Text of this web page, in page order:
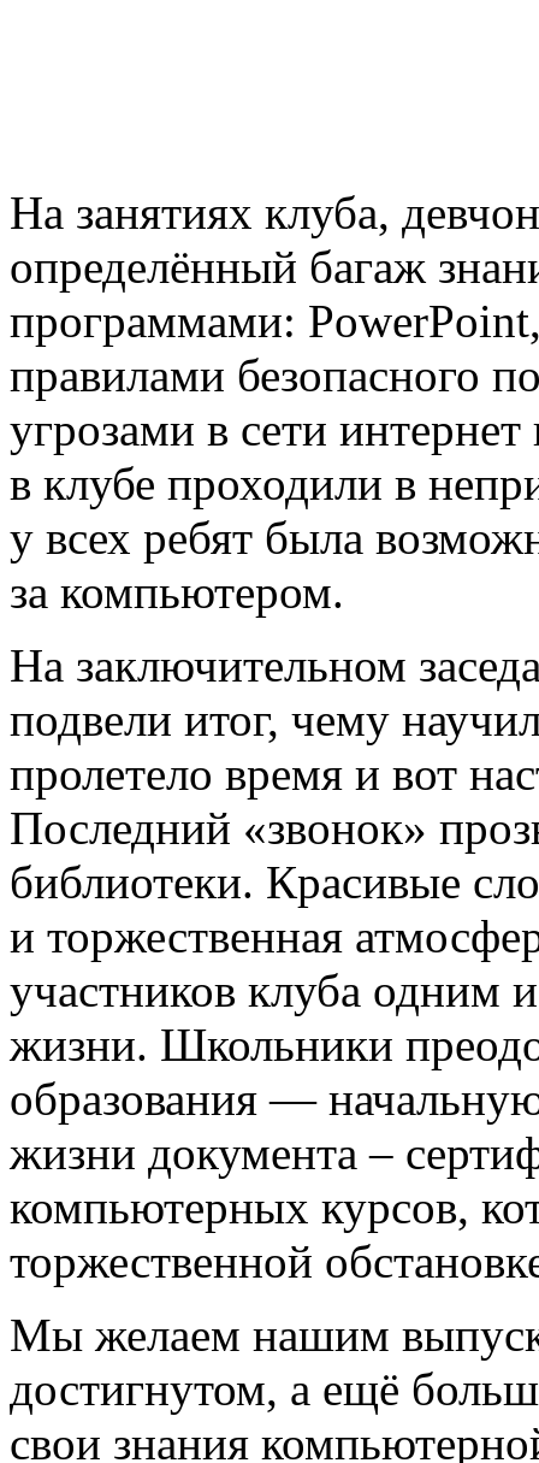
На занятиях клуба,
определённый багаж
программами:
правилами безопасного
угрозами в сети
в клубе проходили в
у всех ребят была
за компьютером.
На заключительном
подвели итог, чему
пролетело время и вот
Последний «звонок»
библиотеки. Красивые
и торжественная
участников клуба одним
жизни. Школьники
образования —
жизни документа –
компьютерных курсов,
торжественной
Мы желаем нашим
достигнутом, а ещё
свои знания